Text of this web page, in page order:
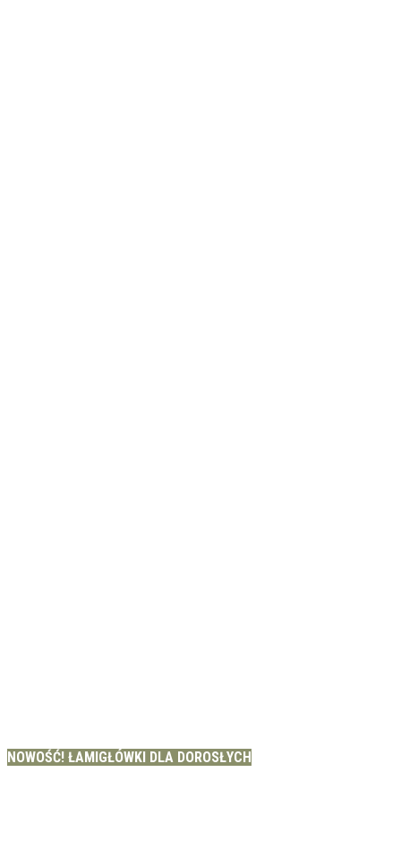
NOWOŚĆ! ŁAMIGŁÓWKI DLA DOROSŁYCH